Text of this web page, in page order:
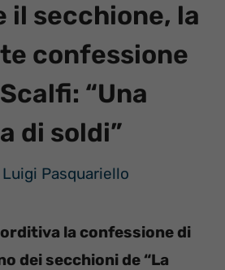
il secchione, la
confessione
“Una
di soldi”
Luigi Pasquariello
la confessione di
dei secchioni de “La